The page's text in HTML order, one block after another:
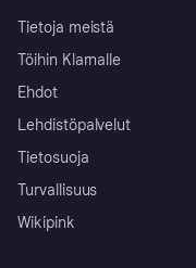
Tietoja meistä
Töihin Klarnalle
Ehdot
Lehdistöpalvelut
Tietosuoja
Turvallisuus
Wikipink